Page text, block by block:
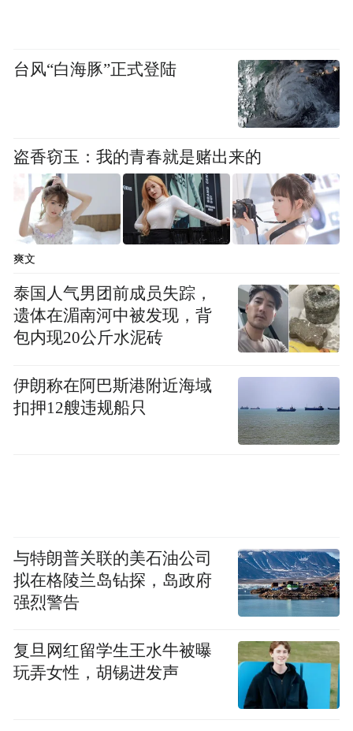
台风“白海豚”正式登陆
盗香窃玉：我的青春就是赌出来的
爽文
泰国人气男团前成员失踪，
遗体在湄南河中被发现，背
包内现20公斤水泥砖
伊朗称在阿巴斯港附近海域
扣押12艘违规船只
与特朗普关联的美石油公司
拟在格陵兰岛钻探，岛政府
强烈警告
复旦网红留学生王水牛被曝
玩弄女性，胡锡进发声